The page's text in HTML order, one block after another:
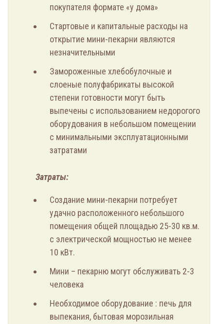
покупателя формате «у дома»
Стартовые и капитальные расходы на
открытие мини-пекарни являются
незначительными
Замороженные хлебобулочные и
слоеные полуфабрикаты высокой
степени готовности могут быть
выпечены с использованием недорогого
оборудования в небольшом помещении
с минимальными эксплуатационными
затратами
Затраты:
Создание мини-пекарни потребует
удачно расположенного небольшого
помещения общей площадью 25-30 кв.м.
с электрической мощностью не менее
10 кВт.
Мини – пекарню могут обслуживать 2-3
человека
Необходимое оборудование : печь для
выпекания, бытовая морозильная